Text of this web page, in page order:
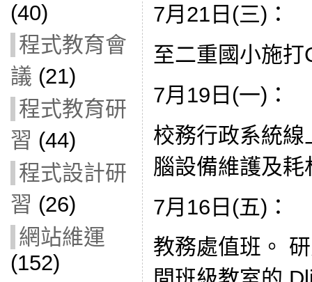
(40)
程式教育會
議 (21)
程式教育研
習 (44)
程式設計研
習 (26)
網站維運
(152)
7月21日(三)：
至二重國小施
7月19日(一)：
校務行政系統
腦設備維護及
7月16日(五)：
教務處值班。